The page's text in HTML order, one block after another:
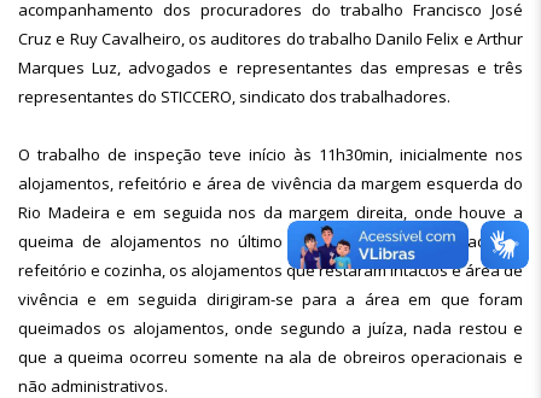
acompanhamento dos procuradores do trabalho Francisco José
Cruz e Ruy Cavalheiro, os auditores do trabalho Danilo Felix e Arthur
Marques Luz, advogados e representantes das empresas e três
representantes do STICCERO, sindicato dos trabalhadores.
O trabalho de inspeção teve início às 11h30min, inicialmente nos
alojamentos, refeitório e área de vivência da margem esquerda do
Rio Madeira e em seguida nos da margem direita, onde houve a
queima de alojamentos no último dia 3. Foram inspecionados o
refeitório e cozinha, os alojamentos que restaram intactos e área de
vivência e em seguida dirigiram-se para a área em que foram
queimados os alojamentos, onde segundo a juíza, nada restou e
que a queima ocorreu somente na ala de obreiros operacionais e
não administrativos.